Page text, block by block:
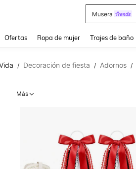
Musera
Ofertas Ropa de mujer Trajes de baño
/ Decoración de fiesta / Adornos /
Más